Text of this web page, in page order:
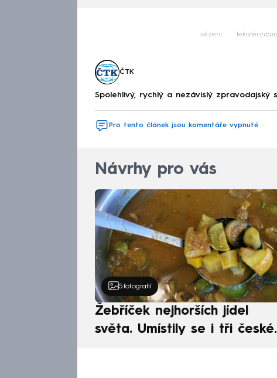
vězení
ČTK
Spolehlivý, rychlý a nezávislý zpravodajský
Pro tento článek jsou komentáře vypnuté
Návrhy pro vás
5 fotografií
Žebříček nejhorších jídel
světa. Umístily se i tři české